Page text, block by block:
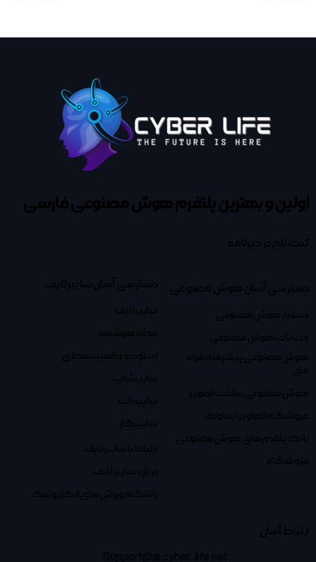
اولین و بهترین پلتفرمهوش مصنوعی فارسی
ثبت نام در خبرنامه
دسترسی آسان هوش مصنوعی
دستیار هوش مصنوعی
چت بات هوش مصنوعی
هوش مصنوعی پیشرفته مولد
متن
هوش مصنوعی ساخت تصویر
فروشگاه تصاویر استوک
بانک پتفرم های هوش مصنوعی
فروشگاه
دسترسی آسان سایبرلایف
سایبرلایف
مجله هوشمند
استودیو واقعیت مجازی
سایبرشاپ
سایبربات
سایبرکار
ارتباط با سایبرلایف
درباره سایبرلایف
باشگاه ورزش‌های الکترونیک
ارتباط آسان
Support@ai.cyber-life.net